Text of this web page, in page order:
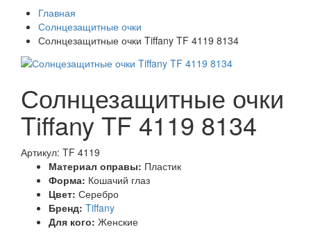
Главная
Солнцезащитные очки
Солнцезащитные очки Tiffany TF 4119 8134
Солнцезащитные очки
Tiffany TF 4119 8134
Артикул: TF 4119
Материал оправы: Пластик
Форма: Кошачий глаз
Цвет: Серебро
Бренд: Tiffany
Для кого: Женские